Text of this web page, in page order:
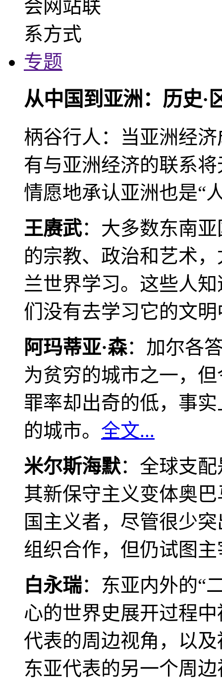
专题
从中国到亚洲：历史·
柄谷行人：当亚洲经
有与亚洲经济的联系
情愿地承认亚洲也是“
王赓武：大多数东南
的宗教、政治和艺术
兰世界学习。这些人
们没有去学习它的文
阿玛蒂亚·森：加尔各
为贫穷的城市之一，
罪率却出奇的低，事
的城市。 全文...
米尔斯海默：全球支
其新保守主义变体奥
国主义者，尽管很少
组织合作，但仍试图
白永瑞：东亚内外的“
心的世界史展开过程
代表的周边视角，以
东亚代表的另一个周